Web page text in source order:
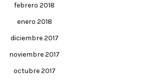
febrero 2018
enero 2018
diciembre 2017
noviembre 2017
octubre 2017